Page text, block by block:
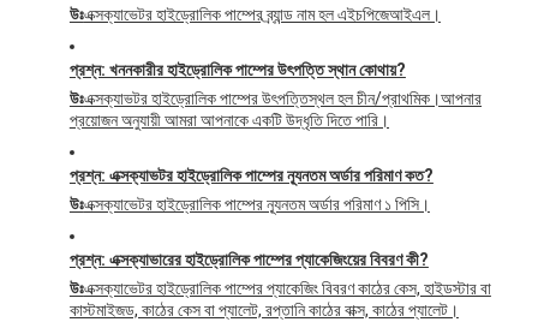
উঃএক্সক্যাভেটর হাইড্রোলিক পাম্পের ব্র্যান্ড নাম হল এইচপিজেআইএল।
প্রশ্ন: খননকারীর হাইড্রোলিক পাম্পের উৎপত্তি স্থান কোথায়?
উঃএক্সক্যাভটর হাইড্রোলিক পাম্পের উৎপত্তিস্থল হল চীন/প্রাথমিক।আপনার
প্রয়োজন অনুযায়ী আমরা আপনাকে একটি উদ্ধৃতি দিতে পারি।
প্রশ্ন: এক্সক্যাভটর হাইড্রোলিক পাম্পের ন্যূনতম অর্ডার পরিমাণ কত?
উঃএক্সক্যাভেটর হাইড্রোলিক পাম্পের ন্যূনতম অর্ডার পরিমাণ ১ পিসি।
প্রশ্ন: এক্সক্যাভারের হাইড্রোলিক পাম্পের প্যাকেজিংয়ের বিবরণ কী?
উঃএক্সক্যাভেটর হাইড্রোলিক পাম্পের প্যাকেজিং বিবরণ কাঠের কেস, হাইডস্টার বা
কাস্টমাইজড, কাঠের কেস বা প্যালেট, রপ্তানি কাঠের বাক্স, কাঠের প্যালেট।